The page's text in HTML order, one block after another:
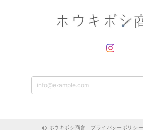
ホウキボシ商會 | プライバシーポリシー